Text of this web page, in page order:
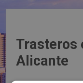
Trasteros
Alicante